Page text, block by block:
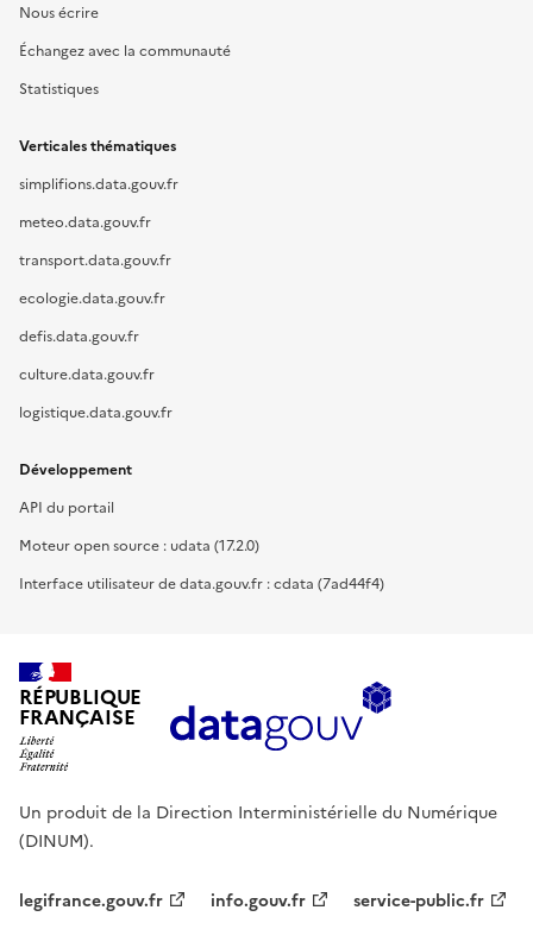
Nous écrire
Échangez avec la communauté
Statistiques
Verticales thématiques
simplifions.data.gouv.fr
meteo.data.gouv.fr
transport.data.gouv.fr
ecologie.data.gouv.fr
defis.data.gouv.fr
culture.data.gouv.fr
logistique.data.gouv.fr
Développement
API du portail
Moteur open source : udata (17.2.0)
Interface utilisateur de data.gouv.fr : cdata (7ad44f4)
RÉPUBLIQUE
FRANÇAISE
Un produit de la Direction Interministérielle du Numérique
(DINUM).
legifrance.gouv.fr info.gouv.fr service-public.fr